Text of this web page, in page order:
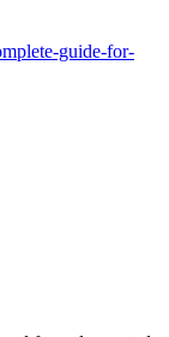
guide-for-